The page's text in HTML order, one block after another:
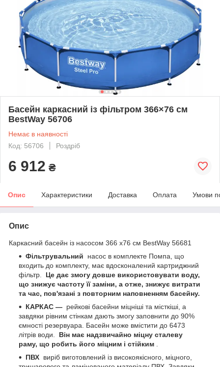
Басейн каркасний із фільтром 366×76 см
BestWay 56706
Немає в наявності
Код: 56706
Роздріб
6 912 ₴
Опис Характеристики Доставка Оплата Умови
Опис
Каркасний басейн із насосом 366 х76 см BestWay 56681
Фільтрувальний насос в комплекте Помпа, що
входить до комплекту, має вдосконалений картриджний
фільтр.
Це дає змогу довше використовувати воду,
що знижує частоту її заміни, а отже, знижує витрати
та час, пов'язані з повторним наповненням басейну.
КАРКАС — рейкові басейни міцніші та місткіші, а
завдяки рівним стінкам дають змогу заповнити до 90%
ємності резервуара. Басейн може вмістити до 6473
літрів води.
Він має надзвичайно міцну сталеву
раму, що робить його міцним і стійким
ПВХ виріб виготовлений із високоякісного, міцного,